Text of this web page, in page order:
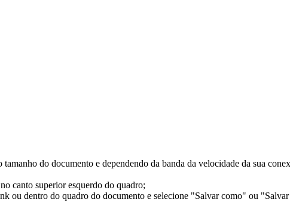
do documento e dependendo da banda da velocidade da sua
no canto superior esquerdo do quadro;
ou dentro do quadro do documento e selecione "Salvar como" ou